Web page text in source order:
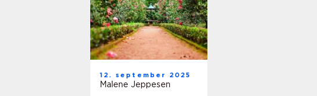
12. september 2025
Malene Jeppesen